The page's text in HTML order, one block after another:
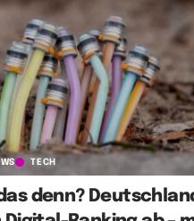
TECH
denn?